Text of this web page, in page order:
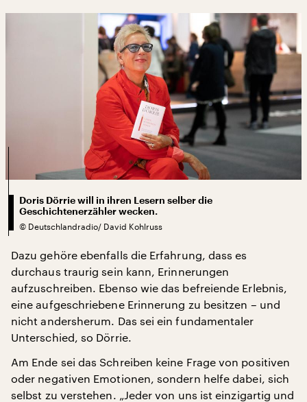
Doris Dörrie will in ihren Lesern selber die
Geschichtenerzähler wecken.
© Deutschlandradio/ David Kohlruss
Dazu gehöre ebenfalls die Erfahrung, dass es
durchaus traurig sein kann, Erinnerungen
aufzuschreiben. Ebenso wie das befreiende Erlebnis,
eine aufgeschriebene Erinnerung zu besitzen – und
nicht andersherum. Das sei ein fundamentaler
Unterschied, so Dörrie.
Am Ende sei das Schreiben keine Frage von positiven
oder negativen Emotionen, sondern helfe dabei, sich
selbst zu verstehen. „Jeder von uns ist einzigartig und